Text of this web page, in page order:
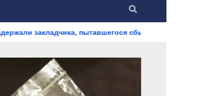
пытавшегося сбыть партию синтетического